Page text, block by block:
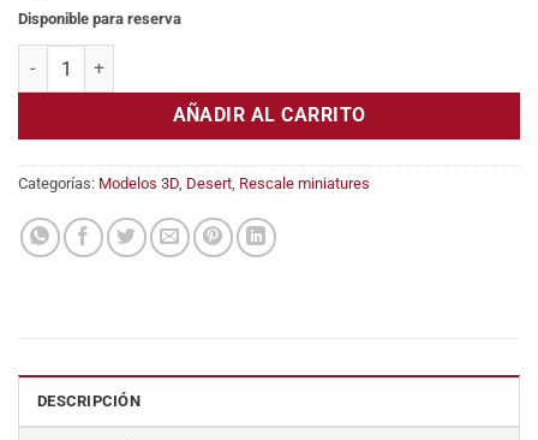
Disponible para reserva
Vaginator cantidad
AÑADIR AL CARRITO
Categorías: Modelos 3D Desert Rescale miniatures
DESCRIPCIÓN